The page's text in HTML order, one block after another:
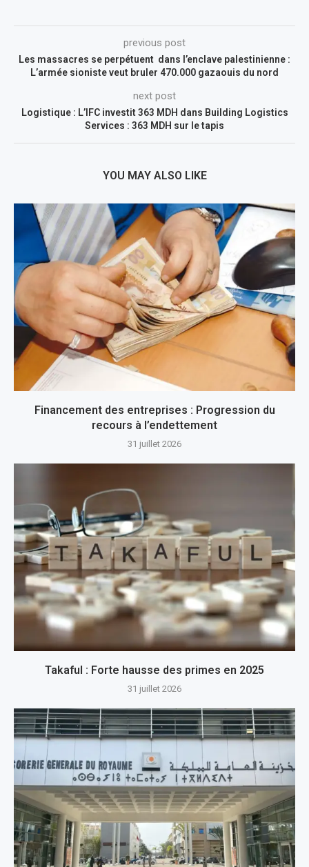
previous post
Les massacres se perpétuent dans l’enclave palestinienne :
L’armée sioniste veut bruler 470.000 gazaouis du nord
next post
Logistique : L’IFC investit 363 MDH dans Building Logistics
Services : 363 MDH sur le tapis
YOU MAY ALSO LIKE
Financement des entreprises : Progression du
recours à l’endettement
31 juillet 2026
Takaful : Forte hausse des primes en 2025
31 juillet 2026